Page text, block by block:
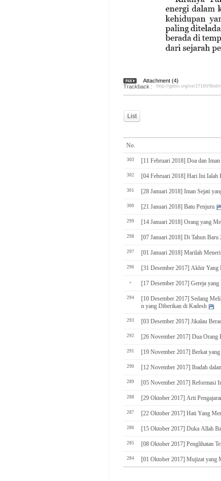
Attachment (4)
Trackback :
http://gpbsi.org/xe/27160/9bd/
List
No.
303 [11 Februari 2018] Doa dan Iman
302 [04 Februari 2018] Hari Ini Ialah
301 [28 Januari 2018] Iman Sejati
300 [21 Januari 2018] Batu Penjuru
299 [14 Januari 2018] Orang yang
298 [07 Januari 2018] Di Tahun Baru
297 [01 Januari 2018] Marilah
296 [31 Desember 2017] Akhir
» [17 Desember 2017] Gereja
294
[10 Desember 2017] Sedang
n yang Diberikan di Kadesh
293 [03 Desember 2017] Jikalau
292 [26 November 2017] Dua Orang
291 [19 November 2017] Berkat
290 [12 November 2017] Ibadah
289 [05 November 2017] Reformasi
288 [29 Oktober 2017] Arti
287 [22 Oktober 2017] Hati Yang
286 [15 Oktober 2017] Duka Allah
285 [08 Oktober 2017] Penglihatan
284 [01 Oktober 2017] Mujizat yang